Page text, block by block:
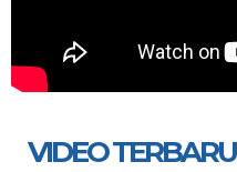
VIDEO TERBARU